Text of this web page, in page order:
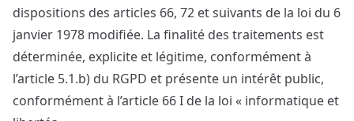
dispositions des articles 66, 72 et suivants de la loi du 6
janvier 1978 modifiée. La finalité des traitements est
déterminée, explicite et légitime, conformément à
l’article 5.1.b) du RGPD et présente un intérêt public,
conformément à l’article 66 I de la loi « informatique et